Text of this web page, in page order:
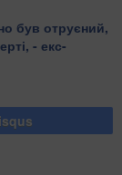
був отруєний,
- екс-